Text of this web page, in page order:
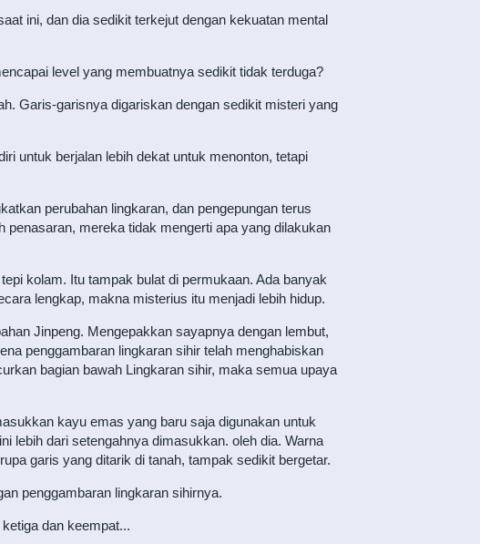
ini, dan dia sedikit terkejut dengan kekuatan mental
level yang membuatnya sedikit tidak terduga?
Garis-garisnya digariskan dengan sedikit misteri yang
untuk berjalan lebih dekat untuk menonton, tetapi
perubahan lingkaran, dan pengepungan terus
mereka tidak mengerti apa yang dilakukan
kolam. Itu tampak bulat di permukaan. Ada banyak
lengkap, makna misterius itu menjadi lebih hidup.
Jinpeng. Mengepakkan sayapnya dengan lembut,
penggambaran lingkaran sihir telah menghabiskan
bagian bawah Lingkaran sihir, maka semua upaya
kayu emas yang baru saja digunakan untuk
lebih dari setengahnya dimasukkan. oleh dia. Warna
garis yang ditarik di tanah, tampak sedikit bergetar.
penggambaran lingkaran sihirnya.
dan keempat...